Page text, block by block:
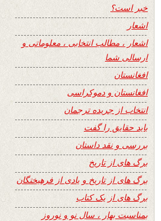
خبر است؟
اشعار
اشعار ، مطالب انتخابی ، معلوماتی و
ارسالی شما
افغانستان
افغانستان و دموکراسی
انتخاب از جریده ترجمان
باید حقایق را گفت
بررسی و نقد داستان
برگ های از تاریخ
برگ های از تاریخ و یادی از فرهیختگان
برگ های از یک کتاب
بمناسبت بهار ، سال نو و نوروز